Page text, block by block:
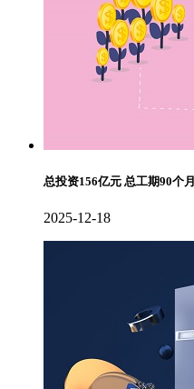
总投资156亿元 总工期90个
2025-12-18